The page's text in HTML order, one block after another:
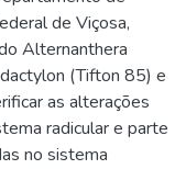
de Viçosa,
Alternanthera
(Tifton 85) e
as alterações
radicular e parte
no sistema